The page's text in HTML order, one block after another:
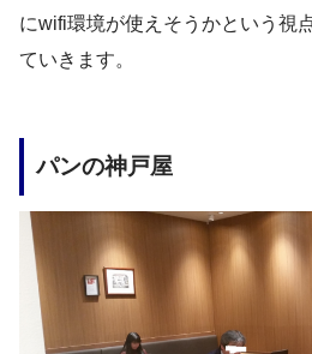
にwifi環境が使えそうかという視
ていきます。
パンの神戸屋